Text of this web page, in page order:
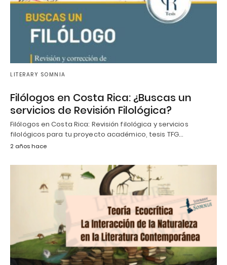
LITERARY SOMNIA
Filólogos en Costa Rica: ¿Buscas un
servicios de Revisión Filológica?
Filólogos en Costa Rica: Revisión filológica y servicios
filológicos para tu proyecto académico, tesis TFG…
2 años hace